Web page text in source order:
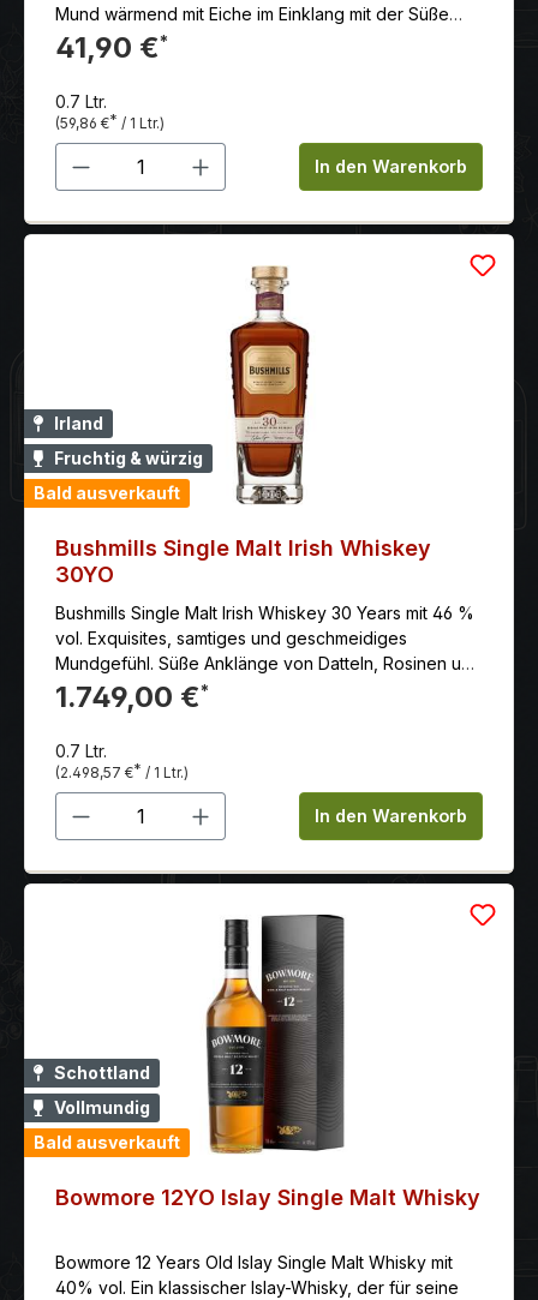
Mund wärmend mit Eiche im Einklang mit der Süße
von Kirschen, ein volles Aroma an Rosinen und
Früchten.
41,90 €*
0.7 Ltr.
(59,86 €* / 1 Ltr.)
Produkt Anzahl: Gib denIn den Warenkorb
Irland
Fruchtig & würzig
Bald ausverkauft
Bushmills Single Malt Irish Whiskey
30YO
Bushmills Single Malt Irish Whiskey 30 Years mit 46 %
vol. Exquisites, samtiges und geschmeidiges
Mundgefühl. Süße Anklänge von Datteln, Rosinen und
Feigen, gefolgt von Praline und Orangenschale,
bevor sie sich zu Vanille und warmen Gebäcknoten
Gaumen
1.749,00 €*
0.7 Ltr.
(2.498,57 €* / 1 Ltr.)
Produkt Anzahl: Gib denIn den Warenkorb
Schottland
Vollmundig
Bald ausverkauft
Bowmore 12YO Islay Single Malt Whisky
Bowmore 12 Years Old Islay Single Malt Whisky mit
40% vol. Ein klassischer Islay-Whisky, der für seine